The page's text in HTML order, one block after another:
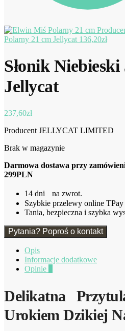
Polarny 21 cm Jellycat 136,20zł
Słonik Niebieski
Jellycat
237,60zł
Producent JELLYCAT LIMITED
Brak w magazynie
Darmowa dostawa przy
299PLN
14 dni na zwrot.
Szybkie przelewy online
Tania, bezpieczna i szybka
Pytania? Poproś o kontakt
Opis
Informacje dodatkowe
Opinie
Delikatna
Urokiem Dzikiej